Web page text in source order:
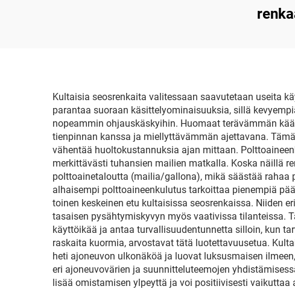
tarkkuus, yhteensopiva
alkuperäisten
ruuvipulttien ja
jarrujärjestelmän
kanssa, vaihto- ja
räätälöintitarkoituksiin
Kultaisia seosrenkaita valitessaan saavutetaan useita
parantaa suoraan käsittelyominaisuuksia, sillä
nopeammin ohjauskäskyihin. Huomaat terävämmän
tienpinnan kanssa ja miellyttävämmän ajettavana.
vähentää huoltokustannuksia ajan mittaan.
merkittävästi tuhansien mailien matkalla. Koska näillä
polttoainetaloutta (mailia/gallona), mikä säästää rahaa
alhaisempi polttoaineenkulutus tarkoittaa pienempiä
toinen keskeinen etu kultaisissa seosrenkaissa. Niiden
tasaisen pysähtymiskyvyn myös vaativissa tilanteissa.
käyttöikää ja antaa turvallisuudentunnetta silloin, kun
raskaita kuormia, arvostavat tätä luotettavuusetua.
heti ajoneuvon ulkonäköä ja luovat luksusmaisen
eri ajoneuvovärien ja suunnitteluteemojen
lisää omistamisen ylpeyttä ja voi positiivisesti vaikuttaa